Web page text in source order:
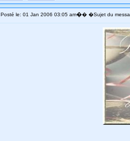
Posté le: 01 Jan 2006 03:05 am�� �Sujet du